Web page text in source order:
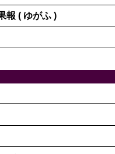
報 ( ゆがふ )